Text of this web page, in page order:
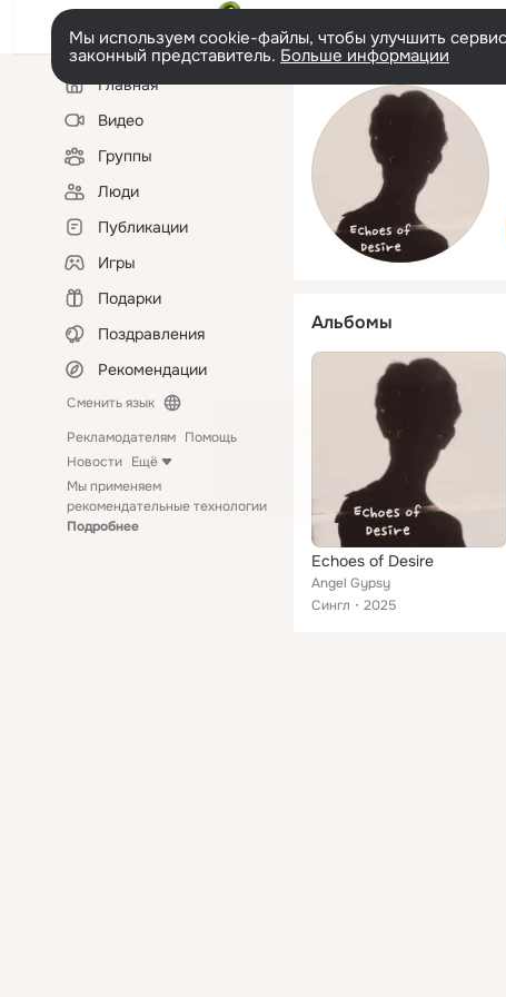
Мы используем cookie-файлы, чтобы улучшить
законный представитель. Больше информации
Левая
колонкаГлавная
Видео
Группы
Люди
Публикации
Игры
Подарки
Поздравления
Рекомендации
Сменить язык
Рекламодателям Помощь
Новости Ещё
Мы применяем
рекомендательные технологии
Подробнее
Альбомы
Echoes of Desire
Angel Gypsy
Сингл
2025